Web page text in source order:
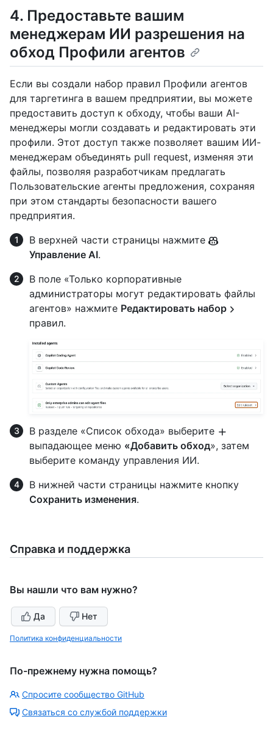
4. Предоставьте вашим
менеджерам ИИ разрешения на
обход Профили агентов
Если вы создали набор правил Профили агентов
для таргетинга в вашем предприятии, вы можете
предоставить доступ к обходу, чтобы ваши AI-
менеджеры могли создавать и редактировать эти
профили. Этот доступ также позволяет вашим ИИ-
менеджерам объединять pull request, изменяя эти
файлы, позволяя разработчикам предлагать
Пользовательские агенты предложения, сохраняя
при этом стандарты безопасности вашего
предприятия.
В верхней части страницы нажмите
Управление AI.
В поле «Только корпоративные
администраторы могут редактировать файлы
агентов» нажмите Редактировать набор
правил.
В разделе «Список обхода» выберите
выпадающее меню «Добавить обход», затем
выберите команду управления ИИ.
В нижней части страницы нажмите кнопку
Сохранить изменения.
Справка и поддержка
Вы нашли что вам нужно?
Да Нет
Политика конфиденциальности
По-прежнему нужна помощь?
Спросите сообщество GitHub
Связаться со службой поддержки